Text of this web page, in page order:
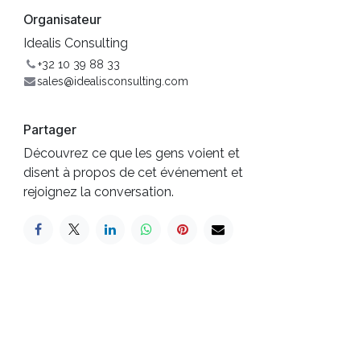
Organisateur
Idealis Consulting
+32 10 39 88 33
sales@idealisconsulting.com
Partager
Découvrez ce que les gens voient et
disent à propos de cet événement et
rejoignez la conversation.